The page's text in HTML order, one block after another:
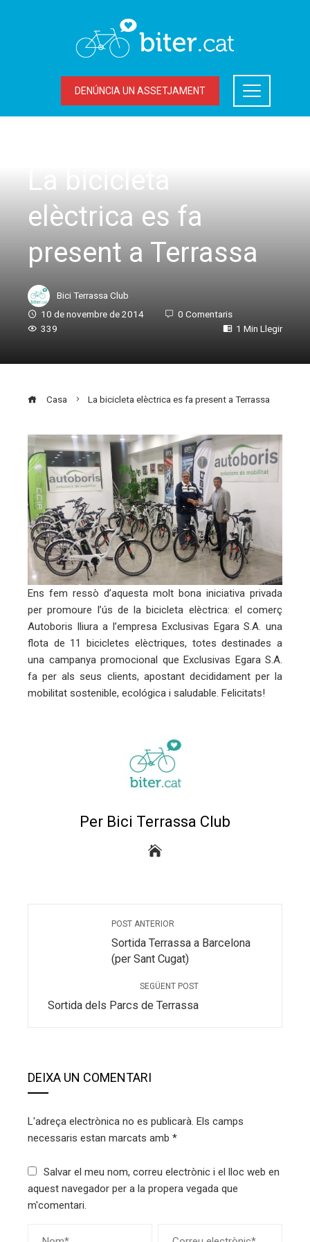
DENÚNCIA UN ASSETJAMENT
La bicicleta
elèctrica es fa
present a Terrassa
Bici Terrassa Club
10 de novembre de 2014
0 Comentaris
339
1 Min Llegir
Casa La bicicleta elèctrica es fa present a Terrassa
Ens fem ressò d’aquesta molt bona iniciativa privada
per promoure l’ús de la bicicleta elèctrica: el comerç
Autoboris lliura a l’empresa Exclusivas Egara S.A. una
flota de 11 bicicletes elèctriques, totes destinades a
una campanya promocional que Exclusivas Egara S.A.
fa per als seus clients, apostant decididament per la
mobilitat sostenible, ecológica i saludable. Felicitats!
Per Bici Terrassa Club
POST ANTERIOR
Sortida Terrassa a Barcelona
(per Sant Cugat)
SEGÜENT POST
Sortida dels Parcs de Terrassa
DEIXA UN COMENTARI
L'adreça electrònica no es publicarà. Els camps
necessaris estan marcats amb *
Salvar el meu nom, correu electrònic i el lloc web en
aquest navegador per a la propera vegada que
m'comentari.